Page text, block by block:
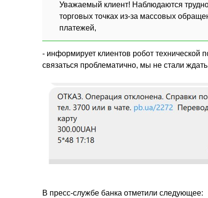
Уважаемый клиент! Наблюдаются
торговых точках из-за массовых
платежей,
- информирует клиентов робот технической
связаться проблематично, мы не стали
В пресс-службе банка отметили следующее: